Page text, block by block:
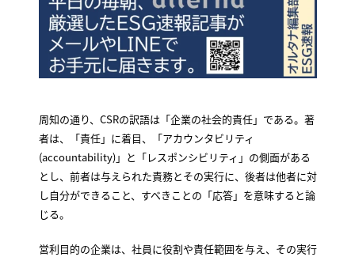
周知の通り、CSRの訳語は「企業の社会的責任」である。著
者は、「責任」に着目、「アカウンタビリティ
(accountability)」と「レスポンシビリティ」の側面がある
とし、前者は与えられた責務とその実行に、後者は他者に対
し自分ができること、すべきことの「応答」を意味すると論
じる。
営利目的の企業は、社員に役割や責任範囲を与え、その実行